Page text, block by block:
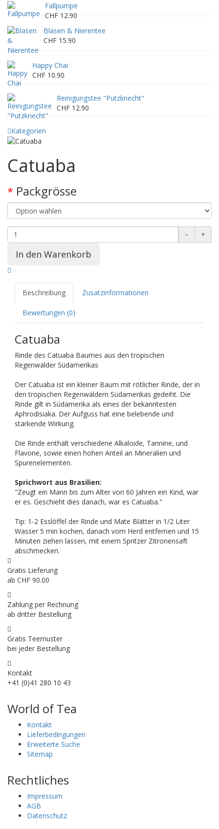
Fallpumpe
CHF 12.90
Blasen & Nierentee
CHF 15.90
Happy Chai
CHF 10.90
Reinigungstee "Putzknecht"
CHF 12.90
Kategorien
Catuaba
* Packgrösse
− +
Beschreibung Zusatzinformationen
Bewertungen (0)
Catuaba
Rinde des Catuaba Baumes aus den tropischen
Regenwälder Südamerikas
Der Catuaba ist ein kleiner Baum mit rötlicher Rinde, der in
den tropischen Regenwäldern Südamerikas gedeiht. Die
Rinde gilt in Südamerika als eines der bekanntesten
Aphrodisiaka. Der Aufguss hat eine belebende und
stärkende Wirkung.
Die Rinde enthält verschiedene Alkaloide, Tannine, und
Flavone, sowie einen hohen Anteil an Mineralien und
Spurenelementen.
Sprichwort aus Brasilien:
"Zeugt ein Mann bis zum Alter von 60 Jahren ein Kind, war
er es. Geschieht dies danach, war es Catuaba."
Tip: 1-2 Esslöffel der Rinde und Mate Blätter in 1/2 Liter
Wasser 5 min kochen, danach vom Herd entfernen und 15
Minuten ziehen lassen, mit einem Spritzer Zitronensaft
abschmecken.
Gratis Lieferung
ab CHF 90.00
Zahlung per Rechnung
ab dritter Bestellung
Gratis Teemuster
bei jeder Bestellung
Kontakt
+41 (0)41 280 10 43
World of Tea
Kontakt
Lieferbedingungen
Erweiterte Suche
Sitemap
Rechtliches
Impressum
AGB
Datenschutz